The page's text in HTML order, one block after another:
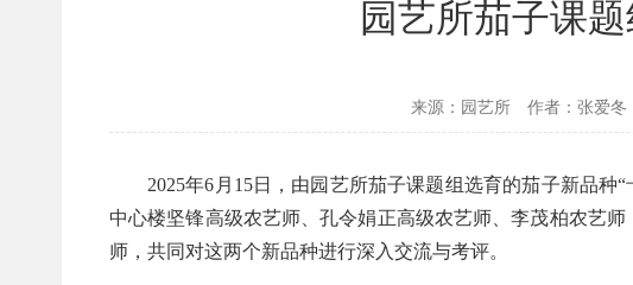
园艺所茄子课
来源：园艺所 作者：张爱冬
2025年6月15日，由园艺所茄子课题组选育的茄子新品
中心楼坚锋高级农艺师、孔令娟正高级农艺师、李茂柏农艺
师，共同对这两个新品种进行深入交流与考评。